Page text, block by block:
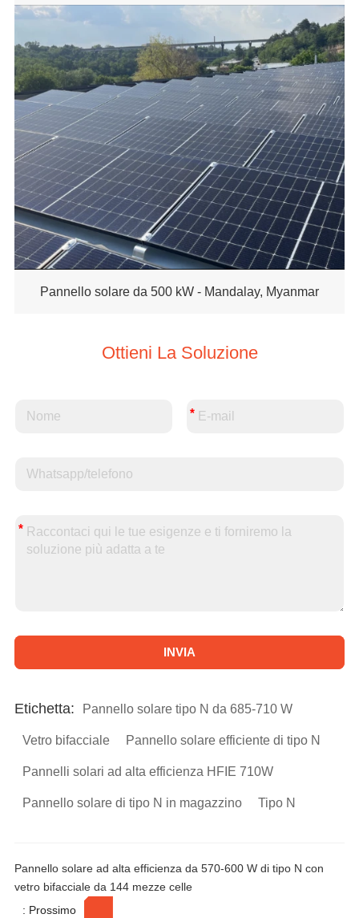
Pannello solare da 500 kW - Mandalay, Myanmar
Ottieni La Soluzione
*
*
INVIA
l
i
Etichetta: Pannello solare tipo N da 685-710 W
Vetro bifacciale Pannello solare efficiente di tipo N
Pannelli solari ad alta efficienza HFIE 710W
Pannello solare di tipo N in magazzino Tipo N
Pannello solare ad alta efficienza da 570-600 W di tipo N con
vetro bifacciale da 144 mezze celle
: Prossimo